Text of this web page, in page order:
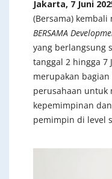
Jakarta, 7 Juni
(Bersama) kembali
BERSAMA
yang berlangsung
tanggal 2 hingga 7
merupakan
perusahaan untuk
kepemimpinan
pemimpin di level